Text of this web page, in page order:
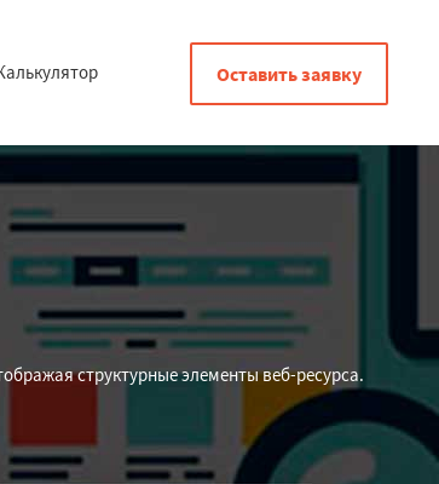
Оставить заявку
структурные элементы веб-ресурса.